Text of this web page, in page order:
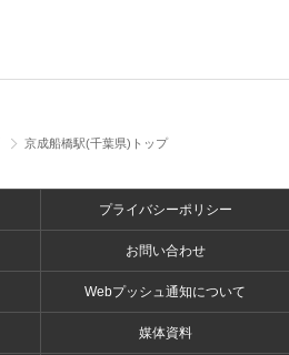
京成船橋駅(千葉県)トップ
プライバシーポリシー
お問い合わせ
Webプッシュ通知について
媒体資料